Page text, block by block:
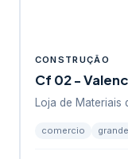
CONSTRUÇÃO
Cf 02 -
Loja de Materiais
comercio grande